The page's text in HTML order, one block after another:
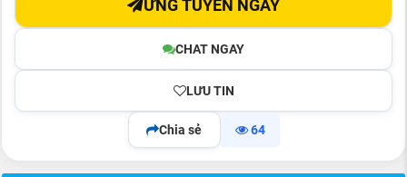
CHAT NGAY
LƯU TIN
ỨNG TUYỂN NGAY
Chia sẻ 64